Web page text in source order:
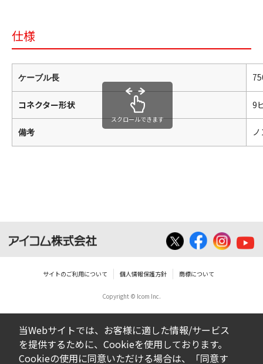
仕様
ケーブル長
コネクター形状 9
備考
スクロールできます
サイトのご利用について 個人情報保護方針 商標について
Copyright © Icom Inc.
当Webサイトでは、お客様に適した情報/サービス
を提供するために、Cookieを使用しております。
Cookieの使用に同意いただける場合は、「同意す